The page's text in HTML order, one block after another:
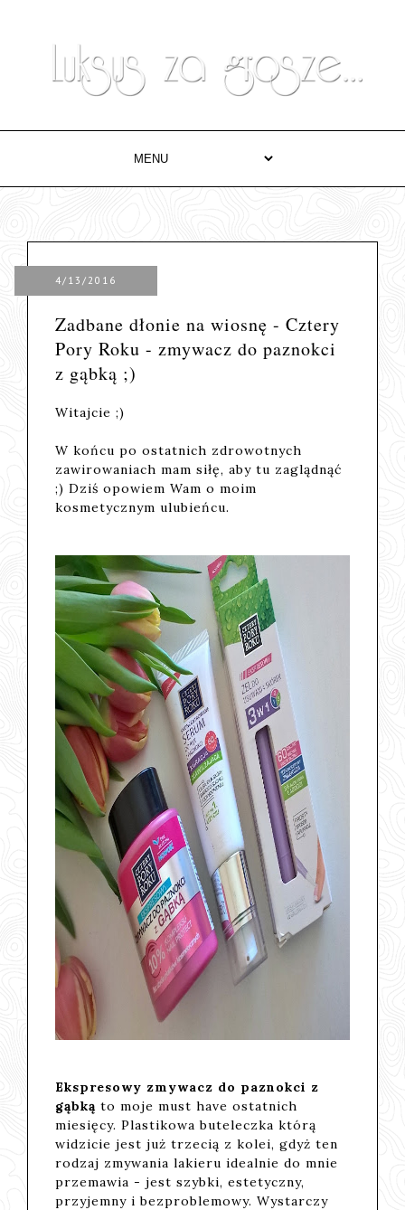
4/13/2016
Zadbane dłonie na wiosnę - Cztery
Pory Roku - zmywacz do paznokci
z gąbką ;)
Witajcie ;)
W końcu po ostatnich zdrowotnych
zawirowaniach mam siłę, aby tu zaglądnąć
;) Dziś opowiem Wam o moim
kosmetycznym ulubieńcu.
Ekspresowy zmywacz do paznokci z
gąbkąto moje must have ostatnich
miesięcy. Plastikowa buteleczka którą
widzicie jest już trzecią z kolei, gdyż ten
rodzaj zmywania lakieru idealnie do mnie
przemawia - jest szybki, estetyczny,
przyjemny i bezproblemowy. Wystarczy